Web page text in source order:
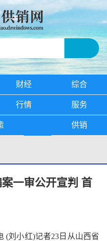
财经 综合
行情 服务
供销
一审公开宣判 首
(刘小红)记者23日从山西省